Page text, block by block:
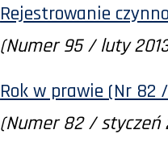
Rejestrowanie
(Numer 95 / luty
Rok w prawie (Nr 82
(Numer 82 / styczeń